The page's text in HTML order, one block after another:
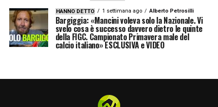
HANNO DETTO 1 settimana ago Alberto Petrosilli
Bargiggia: «Mancini voleva solo la Nazionale. Vi
svelo cosa è successo davvero dietro le quinte
della FIGC. Campionato Primavera male del
calcio italiano» ESCLUSIVA e VIDEO